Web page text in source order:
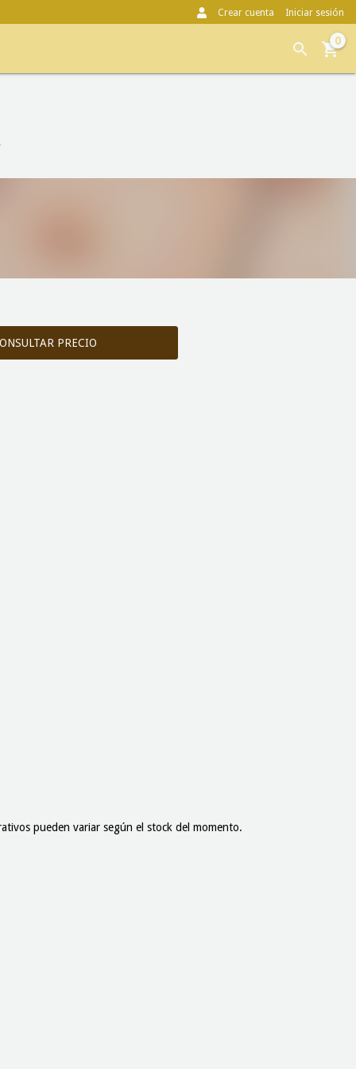
Crear cuenta Iniciar sesión
0
pueden variar según el stock del momento.